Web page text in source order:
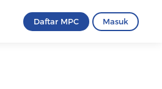
Daftar MPC Masuk